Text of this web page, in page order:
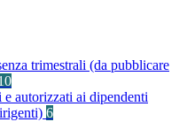
trimestrali (da pubblicare
autorizzati ai dipendenti
6